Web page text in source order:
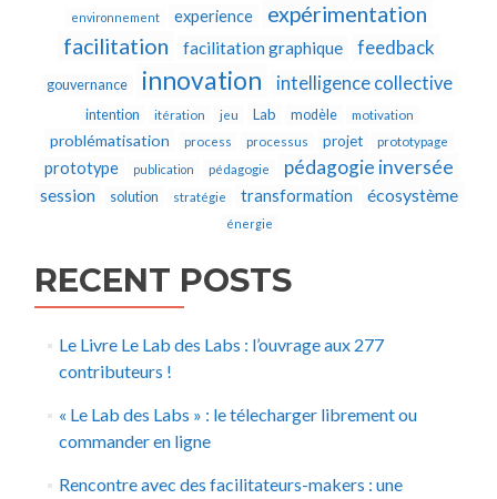
environnement experience
expérimentation
facilitation
facilitation graphique feedback
gouvernance innovation intelligence collective
intention itération jeu Lab modèle motivation
problématisation process processus projet prototypage
prototype publication pédagogie pédagogie inversée
session solution stratégie transformation écosystème
énergie
RECENT POSTS
Le Livre Le Lab des Labs : l’ouvrage aux 277
contributeurs !
« Le Lab des Labs » : le télecharger librement ou
commander en ligne
Rencontre avec des facilitateurs-makers : une